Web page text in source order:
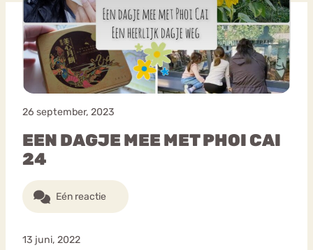
26 september, 2023
EEN DAGJE MEE MET PHOI CAI
24
Eén reactie
13 juni, 2022
Chat
Forum
Bouli
mia
Nerv
osa
Eetstoornis Anorexia Nervosa
Eetbuien
Orthorexia
Afvallen Angst